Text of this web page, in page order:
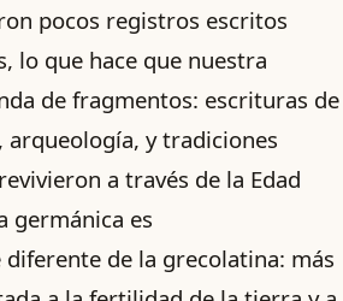
pocos registros escritos
lo que hace que nuestra
de fragmentos: escrituras de
arqueología, y tradiciones
a través de la Edad
germánica es
de la grecolatina: más